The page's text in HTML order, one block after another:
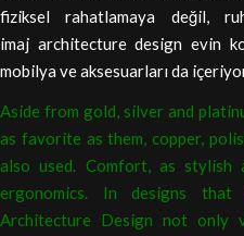
fiziksel rahatlamaya değil,
imaj architecture design evin
mobilya ve aksesuarları da
Aside from gold, silver and
as favorite as them, copper,
also used. Comfort, as
ergonomics. In designs
Architecture Design not only